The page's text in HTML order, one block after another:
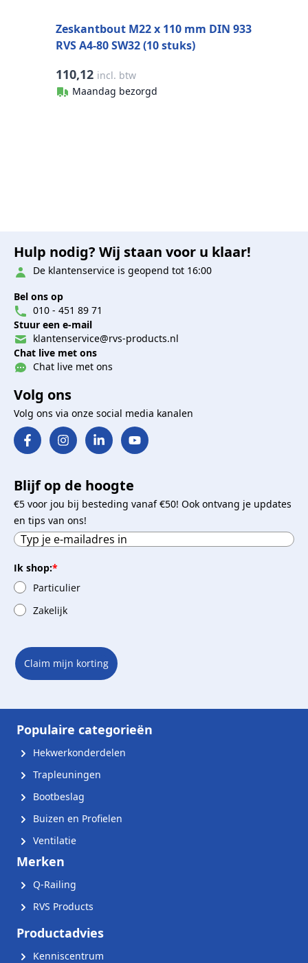
Zeskantbout M22 x 110 mm DIN 933
RVS A4-80 SW32 (10 stuks)
110,12 incl. btw
Maandag bezorgd
Hulp nodig? Wij staan voor u klaar!
De klantenservice is geopend tot 16:00
Bel ons op
010 - 451 89 71
Stuur een e-mail
klantenservice@rvs-products.nl
Chat live met ons
Chat live met ons
Volg ons
Volg ons via onze social media kanalen
Blijf op de hoogte
€5 voor jou bij besteding vanaf €50! Ook ontvang je updates
en tips van ons!
Ik shop:*
Particulier
Zakelijk
Claim mijn korting
Populaire categorieën
Hekwerkonderdelen
Trapleuningen
Bootbeslag
Buizen en Profielen
Ventilatie
Merken
Q-Railing
RVS Products
Productadvies
Kenniscentrum